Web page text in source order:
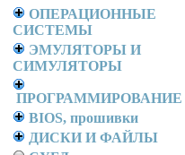
ОПЕРАЦИОННЫЕ
СИСТЕМЫ
ЭМУЛЯТОРЫ И
СИМУЛЯТОРЫ
ПРОГРАММИРОВАНИЕ
BIOS, прошивки
ДИСКИ И ФАЙЛЫ